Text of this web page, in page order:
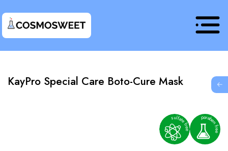
KayPro Special Care Boto-Cure Mask